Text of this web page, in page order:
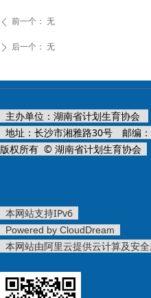
ꄴ 前一个： 无
ꄲ 后一个： 无
主办单位：湖南省计划生育协会
地址：长沙市湘雅路30号 邮编
版权所有 © 湖南省计划生育协会
本网站支持IPv6
Powered by CloudDream
本网站由阿里云提供云计算及安